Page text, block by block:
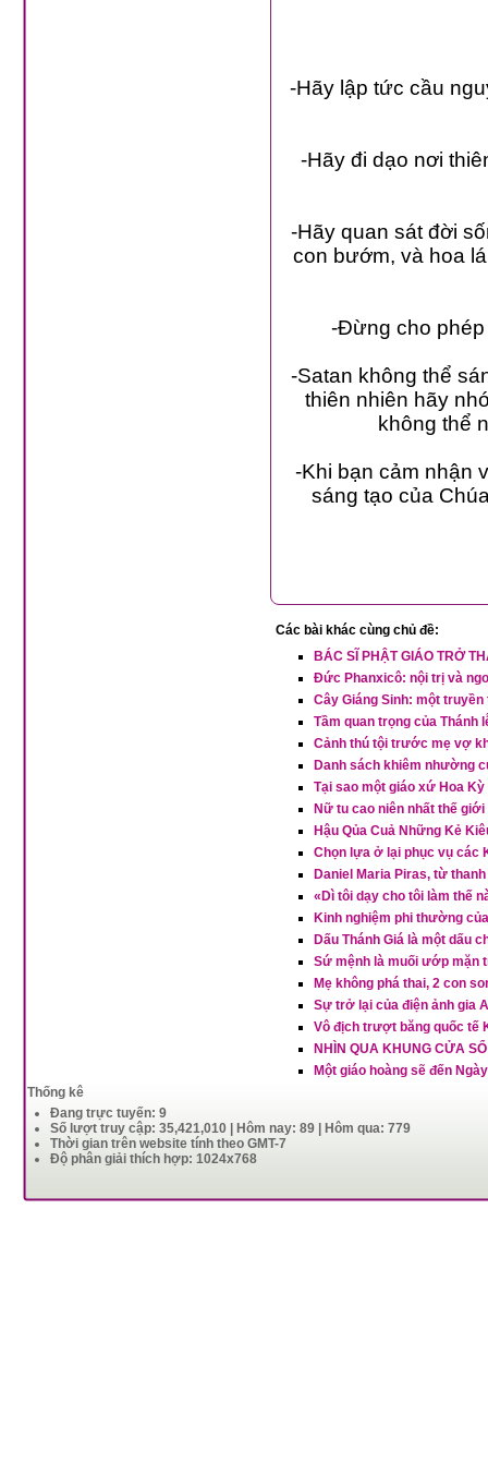
-Hãy lập tức cầu
-Hãy đi dạo nơi
-Hãy quan sát đời
con bướm, và hoa
-Đừng cho
-Satan không thể
thiên nhiên hãy
không thể
-Khi bạn cảm nhận
sáng tạo của
Các bài khác cùng chủ đề:
BÁC SĨ PHẬT GIÁO TRỞ
Đức Phanxicô: nội trị và
Cây Giáng Sinh: một
Tầm quan trọng của Thánh
Cảnh thú tội trước mẹ vợ
Danh sách khiêm nhường
Tại sao một giáo xứ Hoa
Nữ tu cao niên nhất thế giới
Hậu Qủa Cuả Những Kẻ
Chọn lựa ở lại phục vụ các
Daniel Maria Piras, từ
«Dì tôi dạy cho tôi làm thế
Kinh nghiệm phi thường
Dấu Thánh Giá là một dấu
Sứ mệnh là muối ướp mặn
Mẹ không phá thai, 2 con
Sự trở lại của điện ảnh gia
Vô địch trượt băng quốc tế
NHÌN QUA KHUNG CỬA
Một giáo hoàng sẽ đến
Thống kê
Đang trực tuyến: 9
Số lượt truy cập: 35,421,010 | Hôm nay: 89 | Hôm qua: 779
Thời gian trên website tính theo GMT-7
Độ phân giải thích hợp: 1024x768